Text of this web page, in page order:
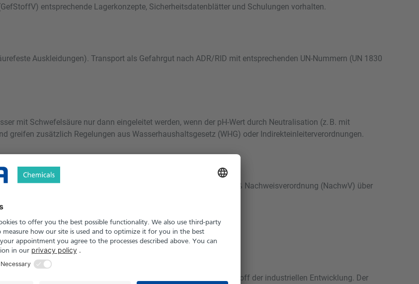
entsprechende Lagerkonzepte, Sicherheitsdatenblätter und Schulungen vorhalten.
Auskleidungen). Transport als Gefahrgut nach ADR/RID mit entsprechenden UN-Nummern (UN 1830
mit Schwefelsäure nur dann eingeleitet werden, wenn der pH-Wert durch Neutralisation (z. B. mit
greifen zusätzlich Regelungen aus Wasserhaushaltsgesetz (WHG) oder Indirekteinleiterverordnungen.
gelten als gefährlicher Abfall (AVV 060101) und sind gemäß Nachweisverordnung (NachwV) über
hinaus. Schon im 18. Jahrhundert galt sie als Schlüsselstoff der industriellen Entwicklung. Der